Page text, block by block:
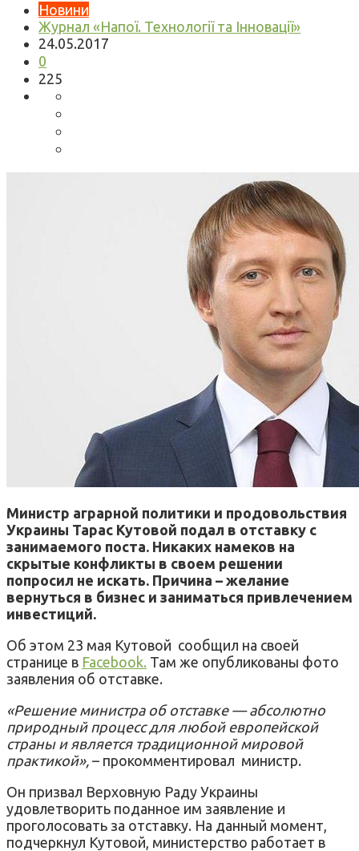
Новини
Журнал «Напої. Технології та Інновації»
24.05.2017
0
225
Министр аграрной политики и продовольствия
Украины Тарас Кутовой подал в отставку с
занимаемого поста. Никаких намеков на
скрытые конфликты в своем решении
попросил не искать. Причина – желание
вернуться в бизнес и заниматься привлечением
инвестиций.
Об этом 23 мая Кутовой сообщил на своей
странице в Facebook. Там же опубликованы фото
заявления об отставке.
«Решение министра об отставке — абсолютно
природный процесс для любой европейской
страны и является традиционной мировой
практикой», – прокомментировал министр.
Он призвал Верховную Раду Украины
удовлетворить поданное им заявление и
проголосовать за отставку. На данный момент,
подчеркнул Кутовой, министерство работает в